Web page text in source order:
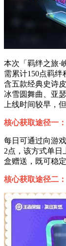
本次「羁绊之旅·
需累计150点羁
含五款经典史诗
冰雪圆舞曲、亚
上线时间较早，
核心获取途径一
每日可通过向游
2点，该方式单日
盒赠送，既可稳
核心获取途径二